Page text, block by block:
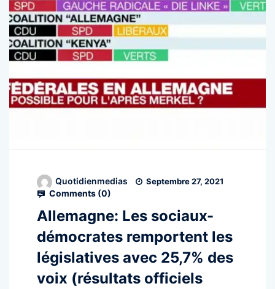
Quotidienmedias Septembre 27, 2021
Comments (0)
Allemagne: Les sociaux-
démocrates remportent les
législatives avec 25,7% des
voix (résultats officiels